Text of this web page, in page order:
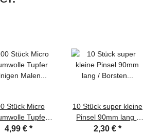
Stück Micro
Tupfer
Malen
4,99 € *
10 Stück super kleine
Pinsel 90mm lang /
Borsten 10mm mini
2,30 € *